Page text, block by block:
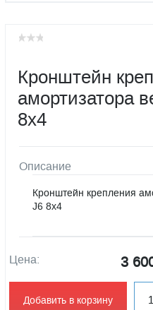
Кронштейн
амортизатора
8x4
Описание
Кронштейн крепления
J6 8x4
Цена: 3
Добавить в корзину